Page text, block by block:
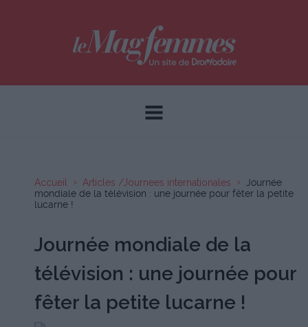
Accueil Articles /Journees internationales
Journée
mondiale de la télévision : une journée pour fêter la petite
lucarne !
Journée mondiale de la
télévision : une journée pour
fêter la petite lucarne !